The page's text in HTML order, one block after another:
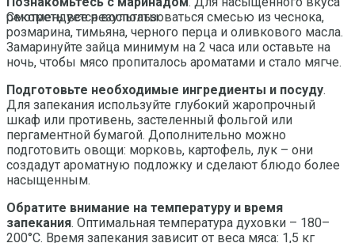
Смотреть все результаты
рекомендуется воспользоваться смесью из чеснока,
розмарина, тимьяна, черного перца и оливкового масла.
Замаринуйте зайца минимум на 2 часа или оставьте на
ночь, чтобы мясо пропиталось ароматами и стало мягче.
Подготовьте необходимые ингредиенты и посуду.
Для запекания используйте глубокий жаропрочный
шкаф или противень, застеленный фольгой или
пергаментной бумагой. Дополнительно можно
подготовить овощи: морковь, картофель, лук – они
создадут ароматную подложку и сделают блюдо более
насыщенным.
Обратите внимание на температуру и время
запекания. Оптимальная температура духовки – 180–
200°C. Время запекания зависит от веса мяса: 1,5 кг